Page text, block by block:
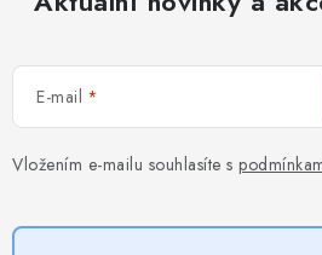
E-mail
Vložením e-mailu souhlasíte s